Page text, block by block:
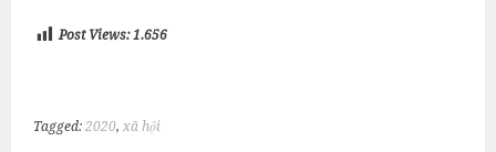
Post Views: 1.656
Tagged:2020, xã hội